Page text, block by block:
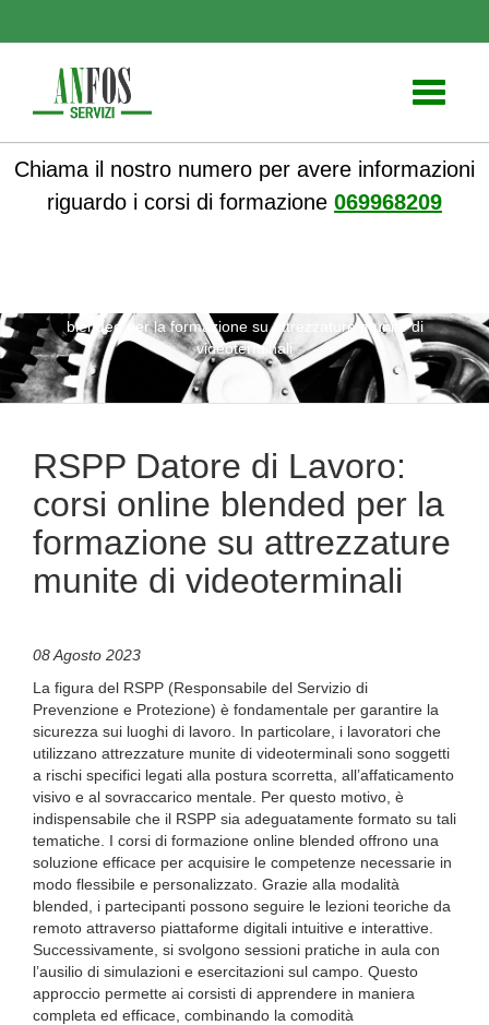
Toggle
Chiama il nostro numero per avere informazioni
riguardo i corsi di formazione 069968209
blended per la formazione su attrezzature munite di
videoterminali
RSPP Datore di Lavoro:
corsi online blended per la
formazione su attrezzature
munite di videoterminali
08 Agosto 2023
La figura del RSPP (Responsabile del Servizio di
Prevenzione e Protezione) è fondamentale per garantire la
sicurezza sui luoghi di lavoro. In particolare, i lavoratori che
utilizzano attrezzature munite di videoterminali sono soggetti
a rischi specifici legati alla postura scorretta, all’affaticamento
visivo e al sovraccarico mentale. Per questo motivo, è
indispensabile che il RSPP sia adeguatamente formato su tali
tematiche. I corsi di formazione online blended offrono una
soluzione efficace per acquisire le competenze necessarie in
modo flessibile e personalizzato. Grazie alla modalità
blended, i partecipanti possono seguire le lezioni teoriche da
remoto attraverso piattaforme digitali intuitive e interattive.
Successivamente, si svolgono sessioni pratiche in aula con
l’ausilio di simulazioni e esercitazioni sul campo. Questo
approccio permette ai corsisti di apprendere in maniera
completa ed efficace, combinando la comodità